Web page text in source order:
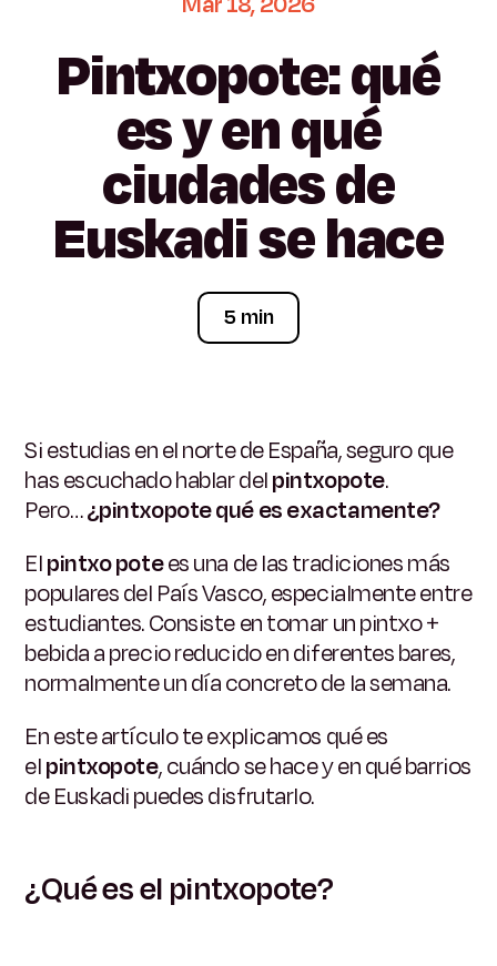
Pintxopote:qué
esyenqué
ciudadesde
Euskadisehace
5 min
Si estudias en el norte de España, seguro que
has escuchado hablar delpintxopote.
Pero…¿pintxopote qué es exactamente?
Elpintxo potees una de las tradiciones más
populares del País Vasco, especialmente entre
estudiantes. Consiste en tomar un pintxo +
bebida a precio reducido en diferentes bares,
normalmente un día concreto de la semana.
En este artículo te explicamos qué es
elpintxopote, cuándo se hace y en qué barrios
de Euskadi puedes disfrutarlo.
¿Qué es el pintxopote?